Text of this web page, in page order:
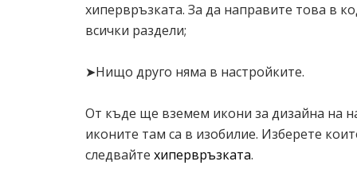
хипервръзката. За да направите това в
всички раздели;
➤Нищо друго няма в настройките.
От къде ще вземем икони за дизайна на
иконите там са в изобилие. Изберете
следвайте хипервръзката.